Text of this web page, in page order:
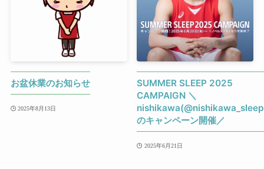
お盆休業のお知らせ
2025年8月13日
SUMMER SLEEP 2025
CAMPAIGN ＼
のキャンペーン開催／
2025年6月21日